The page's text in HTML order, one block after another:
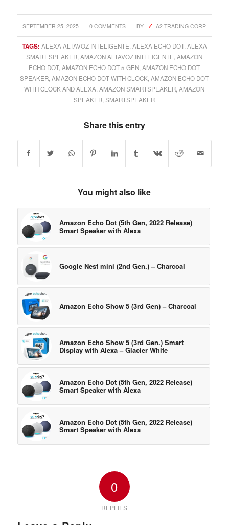
SEPTEMBER 25, 2025
/ 0 COMMENTS
/ BY A2 TRADING CORP
TAGS: ALEXA ALTAVOZ INTELIGENTE ALEXA ECHO DOT, ALEXA
SMART SPEAKER ,AMAZON ALTAVOZ INTELIGENTE ,AMAZON
ECHO DOT,AMAZON ECHO DOT 5 GEN ,AMAZON ECHO DOT
SPEAKER ,AMAZON ECHO DOT WITH CLOCK ,AMAZON ECHO DOT
WITH CLOCK AND ALEXA ,AMAZON SMARTSPEAKER ,AMAZON
SPEAKER ,SMARTSPEAKER
Share this entry
You might also like
Amazon Echo Dot (5th Gen, 2022 Release)
Smart Speaker with Alexa
Google Nest mini (2nd Gen.) – Charcoal
Amazon Echo Show 5 (3rd Gen) – Charcoal
Amazon Echo Show 5 (3rd Gen.) Smart
Display with Alexa – Glacier White
Amazon Echo Dot (5th Gen, 2022 Release)
Smart Speaker with Alexa
Amazon Echo Dot (5th Gen, 2022 Release)
Smart Speaker with Alexa
0
REPLIES